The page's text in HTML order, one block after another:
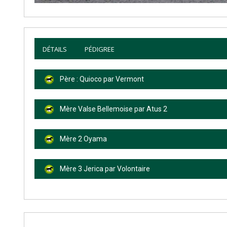
DÉTAILS PÉDIGREE
Père : Quioco par Vermont
Mère Valse Bellemoise par Atus 2
Mère 2 Oyama
Mère 3 Jerica par Volontaire